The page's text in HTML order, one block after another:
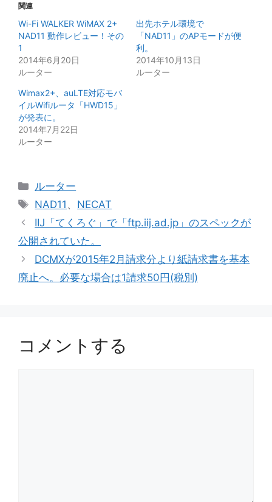
関連
Wi-Fi WALKER WiMAX 2+
NAD11 動作レビュー！その
1
2014年6月20日
ルーター
出先ホテル環境で
「NAD11」のAPモードが便
利。
2014年10月13日
ルーター
Wimax2+、auLTE対応モバ
イルWifiルータ「HWD15」
が発表に。
2014年7月22日
ルーター
カ
テ
リ
ー
ルーター
タ
グ
NAD11 、 NECAT
IIJ「てくろぐ」で「ftp.iij.ad.jp」のスペックが
公開されていた。
DCMXが2015年2月請求分より紙請求書を基本
廃止へ。必要な場合は1請求50円(税別)
コメントする